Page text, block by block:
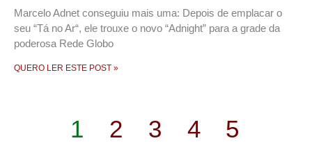
Marcelo Adnet conseguiu mais uma: Depois de emplacar o
seu “Tá no Ar“, ele trouxe o novo “Adnight” para a grade da
poderosa Rede Globo
QUERO LER ESTE POST »
1 2 3 4 5